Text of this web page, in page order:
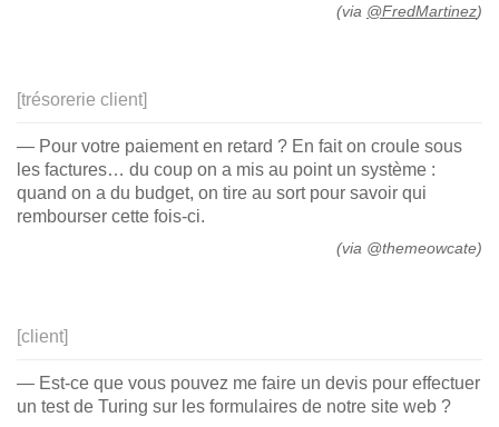
(via @FredMartinez)
[trésorerie client]
— Pour votre paiement en retard ? En fait on croule sous
les factures… du coup on a mis au point un système :
quand on a du budget, on tire au sort pour savoir qui
rembourser cette fois-ci.
(via @themeowcate)
[client]
— Est-ce que vous pouvez me faire un devis pour effectuer
un test de Turing sur les formulaires de notre site web ?